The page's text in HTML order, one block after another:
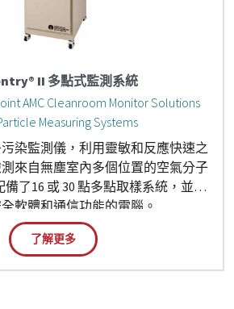
II 多點式監測系統
AMC Cleanroom Monitor Solutions
Measuring Systems
染監測儀，利用靈敏和反應快速之
來自無塵室內多個位置的空氣分子
了16 或 30 點多點取樣系統，並搭
軟體和通信功能的電腦。
了解更多